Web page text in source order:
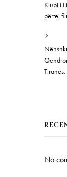
Klubi i
përtej
Tiranës.
No